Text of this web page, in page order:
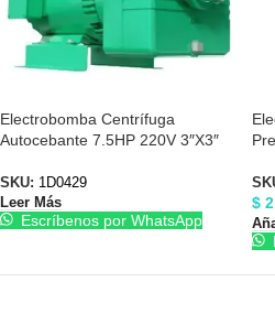
Electrobomba Centrífuga
Autocebante 7.5HP 220V 3″X3″
SKU: 1D0429
Leer Más
Escríbenos por WhatsApp
$